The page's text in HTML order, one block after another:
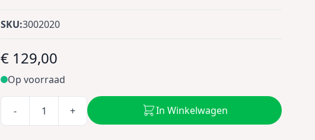
SKU:3002020
€ 129,00
Op voorraad
- + In Winkelwagen